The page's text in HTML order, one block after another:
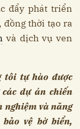
đẩy phát triển
thời tạo ra
và dịch vụ ven
tôi tự hào được
dự án chiến
nghiệm và năng
vệ bờ biển,